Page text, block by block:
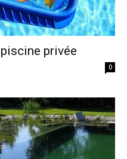
privée
0